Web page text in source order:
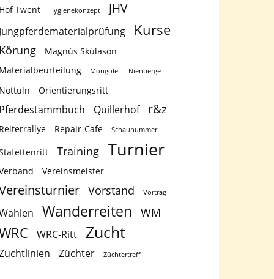
Hof Twent
Hygienekonzept JHV
Jungpferdematerialprüfung Kurse
Körung
Magnús Skúlason
Materialbeurteilung
Mongolei Nienberge
Nottuln Orientierungsritt
Pferdestammbuch Quillerhof r&z
Reiterrallye Repair-Cafe Schaunummer
Training Turnier
Vereinsmeister
Vorstand Vortrag
Wanderreiten WM
WRC-Ritt Zucht
Züchter Züchtertreff